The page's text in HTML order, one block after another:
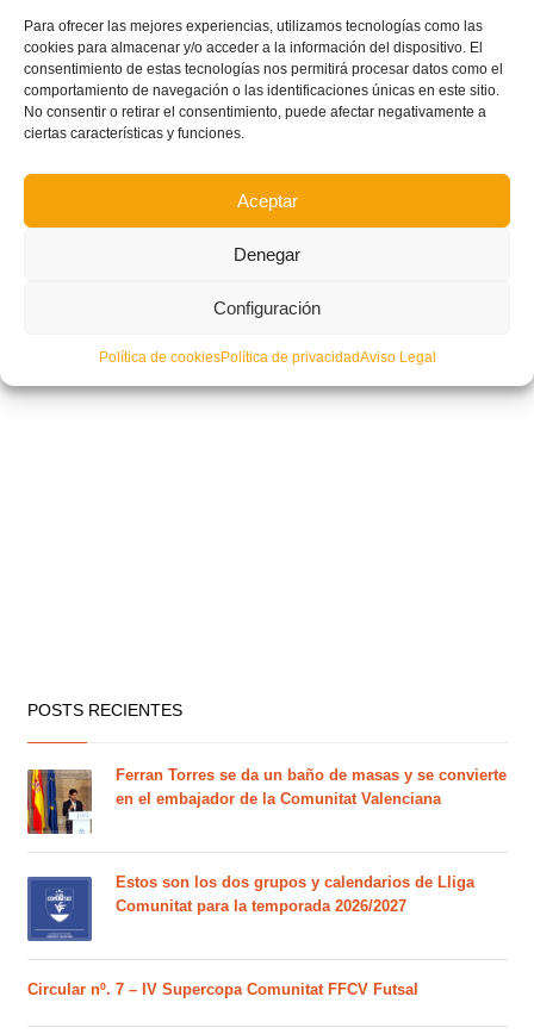
Para ofrecer las mejores experiencias, utilizamos tecnologías como las
cookies para almacenar y/o acceder a la información del dispositivo. El
consentimiento de estas tecnologías nos permitirá procesar datos como el
comportamiento de navegación o las identificaciones únicas en este sitio.
No consentir o retirar el consentimiento, puede afectar negativamente a
ciertas características y funciones.
Aceptar
Denegar
Configuración
Política de cookiesPolítica de privacidadAviso Legal
POSTS RECIENTES
Ferran Torres se da un baño de masas y se convierte
en el embajador de la Comunitat Valenciana
Estos son los dos grupos y calendarios de Lliga
Comunitat para la temporada 2026/2027
Circular nº. 7 – IV Supercopa Comunitat FFCV Futsal